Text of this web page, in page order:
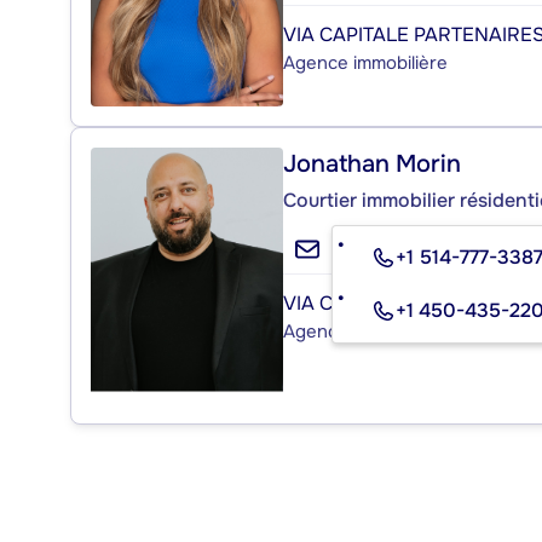
VIA CAPITALE
Agence immobilière
Jonathan Morin
Courtier immobilier
+1 514-777-3387
+1 450-435-
VIA CAPITALE PARTENAIRES
Agence immobilière